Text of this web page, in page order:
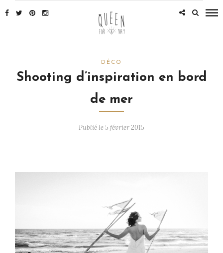
DÉCO
Shooting d’inspiration en bord
de mer
Publié le 5 février 2015